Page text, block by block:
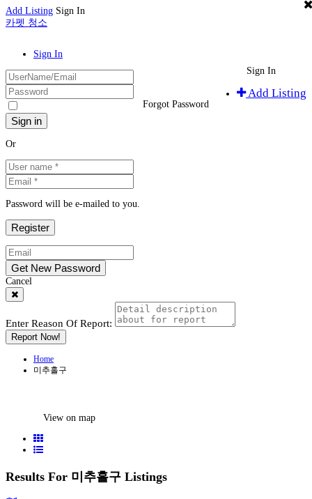
Add Listing Sign In
카펫 청소
Sign In
Add Listing
Sign In
Forgot Password
Or
Password will be e-mailed to you.
Cancel
Enter Reason Of Report:
Report Now!
Home
미추홀구
View on map
Results For 미추홀구 Listings